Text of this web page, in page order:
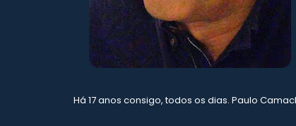
Há 17 anos consigo, todos os dias. Paulo